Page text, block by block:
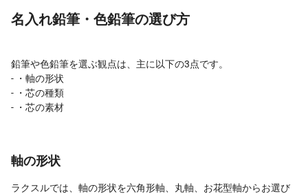
名入れ鉛筆・色鉛筆の選び方
鉛筆や色鉛筆を選ぶ観点は、主に以下の3点です。
- ・軸の形状
- ・芯の種類
- ・芯の素材
軸の形状
ラクスルでは、軸の形状を六角形軸、丸軸、お花型軸からお選び